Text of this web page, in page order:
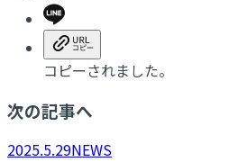
コピーされました。
次の記事へ
2025.5.29NEWS